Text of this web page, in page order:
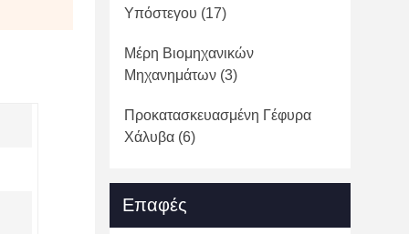
Υπόστεγου (17)
Μέρη Βιομηχανικών
Μηχανημάτων (3)
Προκατασκευασμένη Γέφυρα
Χάλυβα (6)
Επαφές